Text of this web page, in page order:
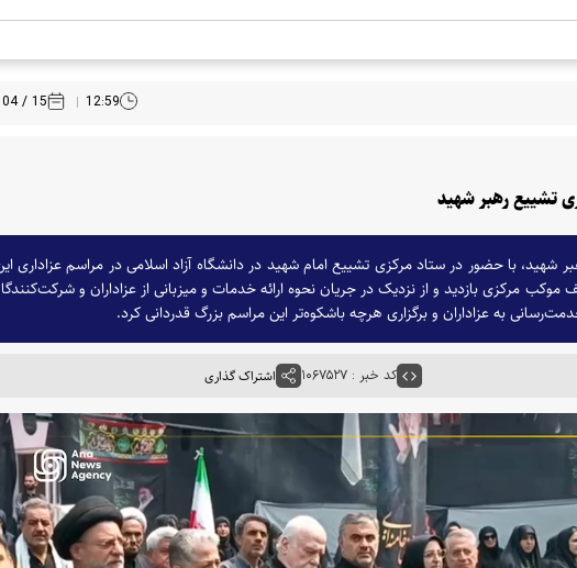
12:59
15 / 04 /1405
تشییع رهبر شهید
شهید، با حضور در ستاد مرکزی تشییع امام شهید در دانشگاه آزاد اسلامی در مراسم عزاداری
مرکزی بازدید و از نزدیک در جریان نحوه ارائه خدمات و میزبانی از عزاداران و
به عزاداران و برگزاری هرچه باشکوه‌تر این مراسم بزرگ قدردانی کرد.
کد خبر : ۱۰۶۷۵۲۷ اشتراک گذاری